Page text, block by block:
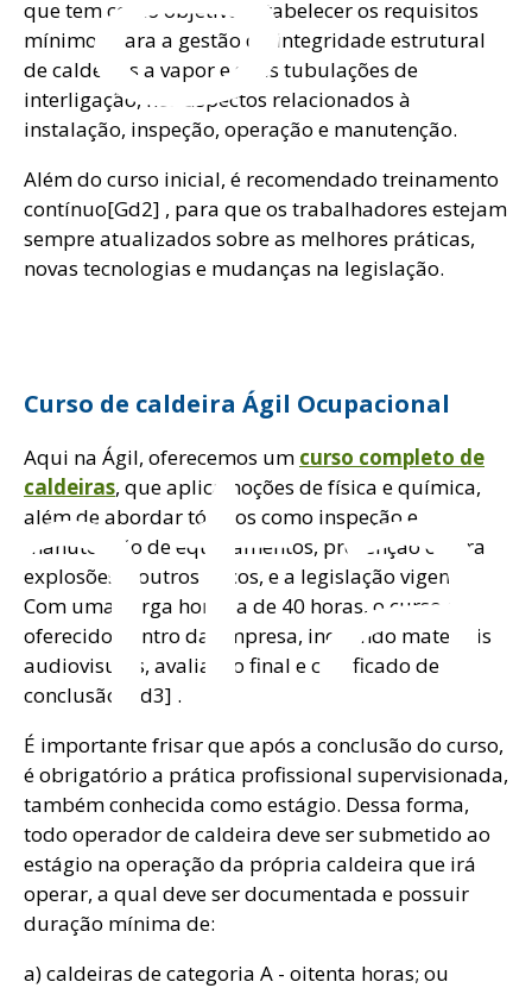
que tem como objetivo estabelecer os requisitos
mínimos para a gestão da integridade estrutural
de caldeiras a vapor e suas tubulações de
interligação, nos aspectos relacionados à
instalação, inspeção, operação e manutenção.
Além do curso inicial, é recomendado treinamento
contínuo[Gd2] , para que os trabalhadores estejam
sempre atualizados sobre as melhores práticas,
novas tecnologias e mudanças na legislação.
Curso de caldeira Ágil Ocupacional
Aqui na Ágil, oferecemos um curso completo de
caldeiras, que aplica noções de física e química,
além de abordar tópicos como inspeção e
manutenção de equipamentos, prevenção contra
explosões e outros riscos, e a legislação vigente.
Com uma carga horária de 40 horas, o curso é
oferecido dentro da empresa, incluindo materiais
audiovisuais, avaliação final e certificado de
conclusão[Gd3] .
É importante frisar que após a conclusão do curso,
é obrigatório a prática profissional supervisionada,
também conhecida como estágio. Dessa forma,
todo operador de caldeira deve ser submetido ao
estágio na operação da própria caldeira que irá
operar, a qual deve ser documentada e possuir
duração mínima de:
a) caldeiras de categoria A - oitenta horas; ou